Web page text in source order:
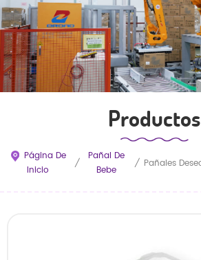
Productos
Página De
Inicio
/
Pañal De
Bebe
/